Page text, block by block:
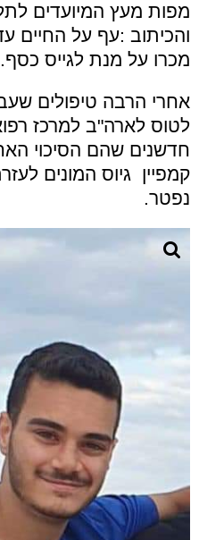
מפות מעץ המיועדים
והכיתוב :עף על החיים
מכרו על מנת לגייס כסף.
אחרי הרבה טיפולים
לטוס לארה"ב למרכז
חדשנים שהם הסיכוי
קמפיין גיוס המונים
נפטר.